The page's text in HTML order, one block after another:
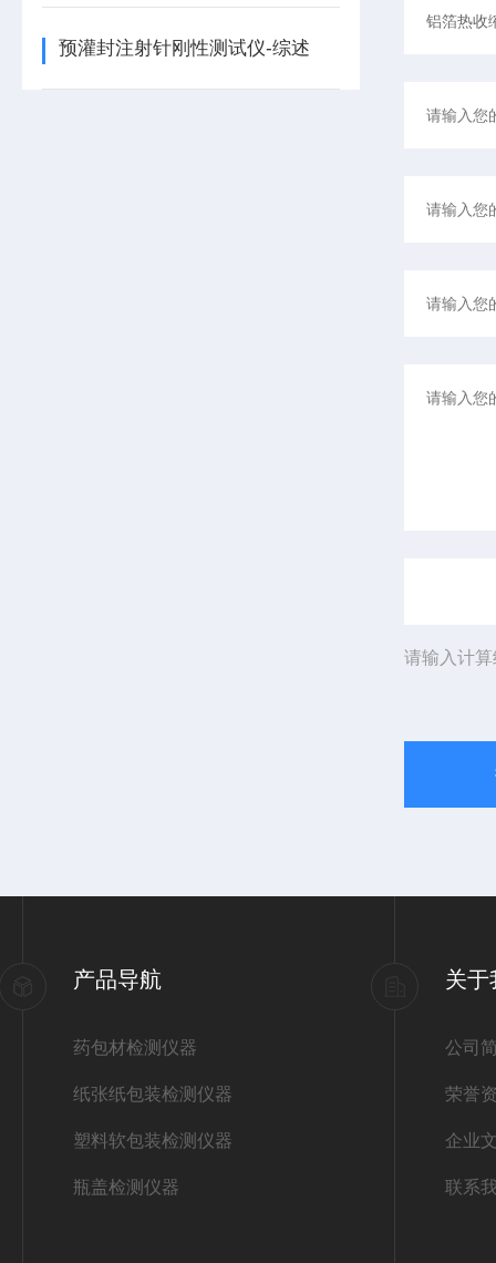
预灌封注射针刚性测试仪-综述
请输入计
产品导航
药包材检测仪器
纸张纸包装检测仪器
塑料软包装检测仪器
瓶盖检测仪器
关于
公司
荣誉
企业
联系